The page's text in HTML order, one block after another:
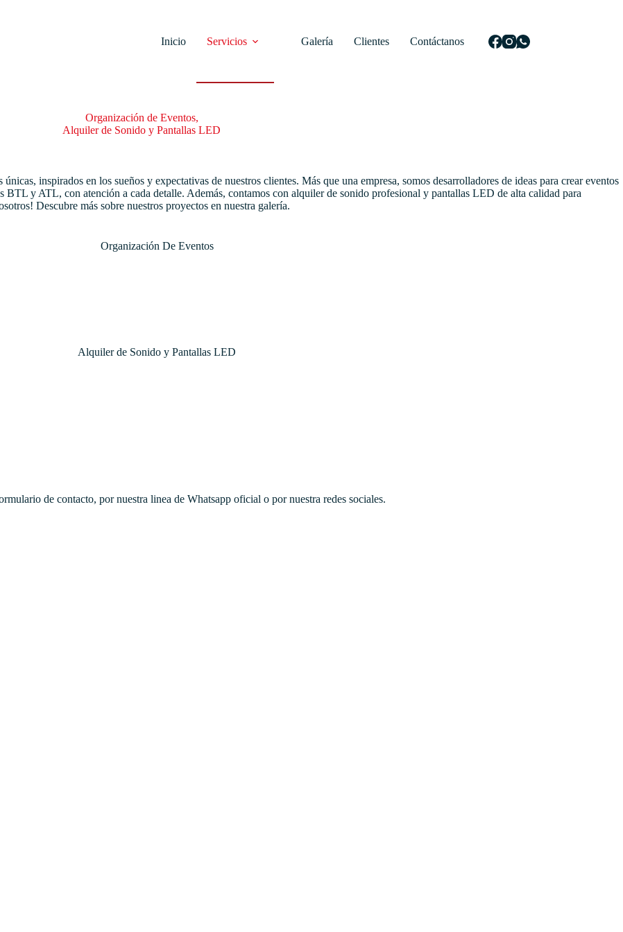
Inicio
Servicios Galería Clientes Contáctanos
Organización de Eventos,
Alquiler de Sonido y Pantallas LED
inspirados en los sueños y expectativas de nuestros clientes. Más que una empresa, somos desarrolladores de ideas para crear eventos
y ATL, con atención a cada detalle. Además, contamos con alquiler de sonido profesional y pantallas LED de alta calidad para
Descubre más sobre nuestros proyectos en nuestra galería.
Organización De Eventos
Alquiler de Sonido y Pantallas LED
de contacto, por nuestra linea de Whatsapp oficial o por nuestra redes sociales.